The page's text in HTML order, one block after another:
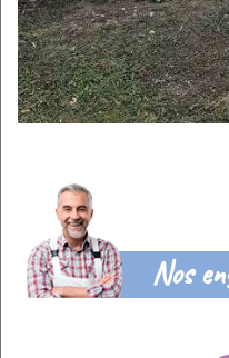
Nos